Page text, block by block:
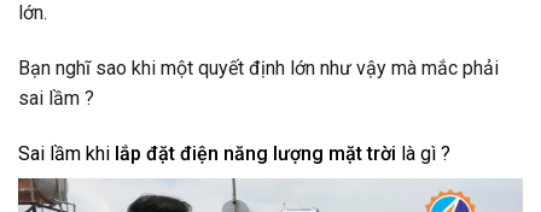
lớn.
Bạn nghĩ sao khi một quyết định lớn như vậy mà mắc phải
sai lầm ?
Sai lầm khi lắp đặt điện năng lượng mặt trời là gì ?